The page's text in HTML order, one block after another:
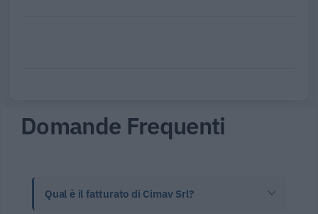
Domande Frequenti
Qual è il fatturato di Cimav Srl?